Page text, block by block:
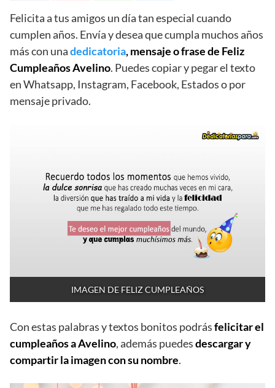
Felicita a tus amigos un día tan especial cuando
cumplen años. Envía y desea que cumpla muchos años
más con unadedicatoria, mensaje o frase de Feliz
Cumpleaños Avelino. Puedes copiar y pegar el texto
en Whatsapp, Instagram, Facebook, Estados o por
mensaje privado.
IMAGEN DE FELIZ CUMPLEAÑOS
Con estas palabras y textos bonitos podrásfelicitar el
cumpleaños a Avelino, además puedesdescargar y
compartir la imagen con su nombre.